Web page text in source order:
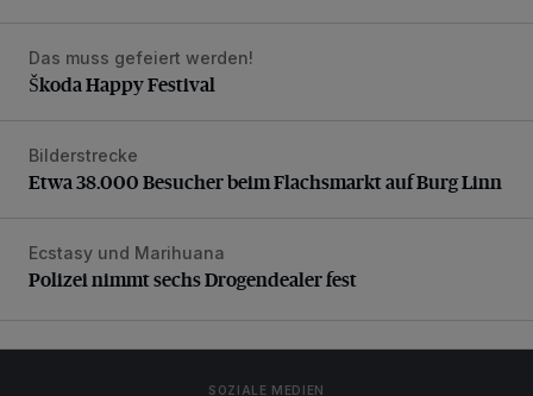
Škoda Happy Festival
Das muss gefeiert werden!
Škoda Happy Festival
Etwa 38.000 Besucher beim Flachsmarkt auf Burg Linn
Bilderstrecke
Etwa 38.000 Besucher beim Flachsmarkt auf Burg Linn
Polizei nimmt sechs Drogendealer fest
Ecstasy und Marihuana
Polizei nimmt sechs Drogendealer fest
SOZIALE MEDIEN